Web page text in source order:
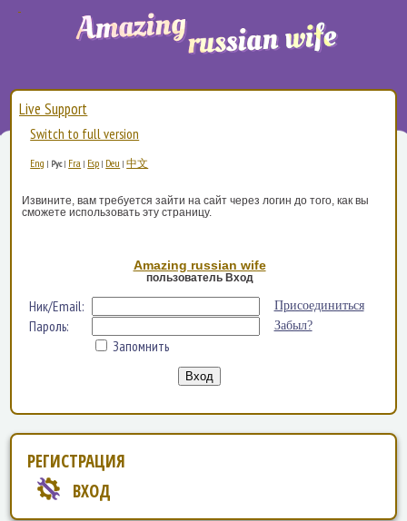
Live Support
Switch to full version
Eng | Рус| Fra | Esp | Deu |中文
Извините, вам требуется зайти на сайт через логин до того, как вы
сможете использовать эту страницу.
Amazing russian wife
пользователь Вход
Ник/Email: Присоединиться
Пароль: Забыл?
Запомнить
РЕГИСТРАЦИЯ
ВХОД